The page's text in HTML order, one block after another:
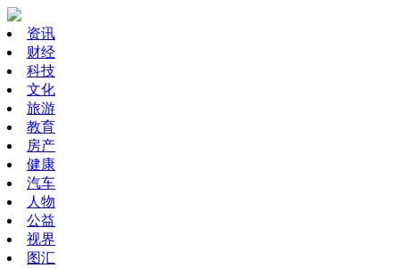
资讯
财经
科技
文化
旅游
教育
房产
健康
汽车
人物
公益
视界
图汇